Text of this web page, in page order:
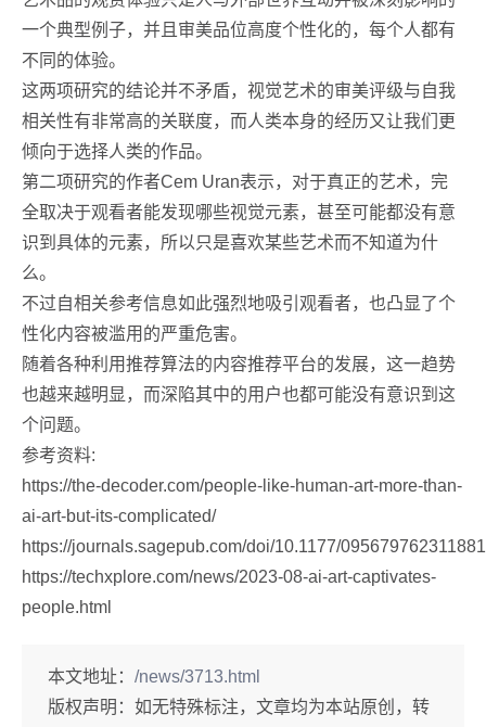
一个典型例子，并且审美品位高度个性化的，每个人都有
不同的体验。
这两项研究的结论并不矛盾，视觉艺术的审美评级与自我
相关性有非常高的关联度，而人类本身的经历又让我们更
倾向于选择人类的作品。
第二项研究的作者Cem Uran表示，对于真正的艺术，完
全取决于观看者能发现哪些视觉元素，甚至可能都没有意
识到具体的元素，所以只是喜欢某些艺术而不知道为什
么。
不过自相关参考信息如此强烈地吸引观看者，也凸显了个
性化内容被滥用的严重危害。
随着各种利用推荐算法的内容推荐平台的发展，这一趋势
也越来越明显，而深陷其中的用户也都可能没有意识到这
个问题。
参考资料:
https://the-decoder.com/people-like-human-art-more-than-
ai-art-but-its-complicated/
https://journals.sagepub.com/doi/10.1177/
https://techxplore.com/news/2023-08-ai-art-captivates-
people.html
本文地址： /news/3713.html
版权声明： 如无特殊标注，文章均为本站原创，转